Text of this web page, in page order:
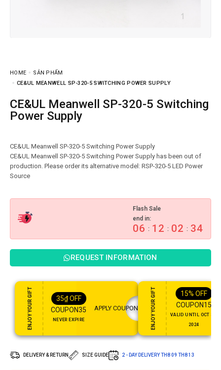
HOME
SẢN PHẨM
CE&UL MEANWELL SP-320-5 SWITCHING POWER SUPPLY
CE&UL Meanwell SP-320-5 Switching
Power Supply
CE&UL Meanwell SP-320-5 Switching Power Supply
CE&UL Meanwell SP-320-5 Switching Power Supply has been out of
production. Please order its alternative model: RSP-320-5 LED Power
Flash Sale
end in:
06 : 12 : 02 : 33
REQUEST INFORMATION
ENJOY YOUR GIFT 35₫ OFF
COUPON35
NEVER EXPIRE
APPLY COUPON ENJOY YOUR GIFT 15% OFF
COUPON15
VALID UNTIL OCT 31,
2024
DELIVERY & RETURN SIZE GUIDE 2 - DAY DELIVERYTH8 09 TH8 13